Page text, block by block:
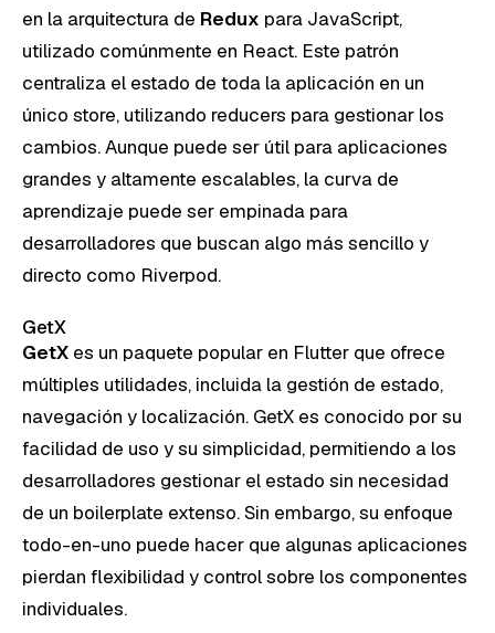
en la arquitectura de Redux para JavaScript,
utilizado comúnmente en React. Este patrón
centraliza el estado de toda la aplicación en un
único store, utilizando reducers para gestionar los
cambios. Aunque puede ser útil para aplicaciones
grandes y altamente escalables, la curva de
aprendizaje puede ser empinada para
desarrolladores que buscan algo más sencillo y
directo como Riverpod.
GetX
GetX es un paquete popular en Flutter que ofrece
múltiples utilidades, incluida la gestión de estado,
navegación y localización. GetX es conocido por su
facilidad de uso y su simplicidad, permitiendo a los
desarrolladores gestionar el estado sin necesidad
de un boilerplate extenso. Sin embargo, su enfoque
todo-en-uno puede hacer que algunas aplicaciones
pierdan flexibilidad y control sobre los componentes
individuales.